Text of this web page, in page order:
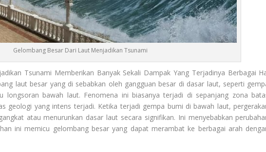
Gelombang Besar Dari Laut Menjadikan Tsunami
Tsunami Memberikan Banyak Sekali Dampak Yang Terjadinya Berbagai
laut besar yang di sebabkan oleh gangguan besar di dasar laut, seperti
longsoran bawah laut. Fenomena ini biasanya terjadi di sepanjang zona
geologi yang intens terjadi. Ketika terjadi gempa bumi di bawah laut,
atau menurunkan dasar laut secara signifikan. Ini menyebabkan
ini memicu gelombang besar yang dapat merambat ke berbagai arah